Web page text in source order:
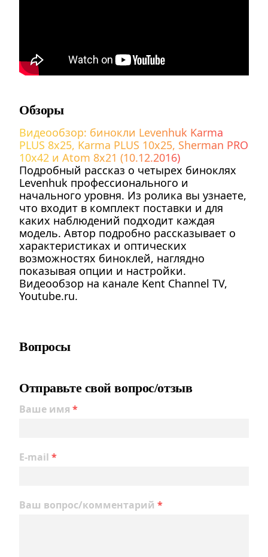
Обзоры
Видеообзор: бинокли Levenhuk Karma
PLUS 8x25, Karma PLUS 10x25, Sherman PRO
10x42 и Atom 8x21 (10.12.2016)
Подробный рассказ о четырех биноклях
Levenhuk профессионального и
начального уровня. Из ролика вы узнаете,
что входит в комплект поставки и для
каких наблюдений подходит каждая
модель. Автор подробно рассказывает о
характеристиках и оптических
возможностях биноклей, наглядно
показывая опции и настройки.
Видеообзор на канале Kent Channel TV,
Youtube.ru.
Вопросы
Отправьте свой вопрос/отзыв
Ваше имя *
E-mail *
Ваш вопрос/комментарий *